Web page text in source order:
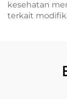
kesehatan
terkait